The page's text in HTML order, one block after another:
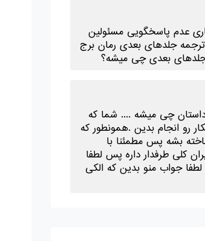
عدم پاسخگویی مسئولین
جلدهای بعدی رمان برج
جلدهای بعدی چی میشه؟
چی میشه .... شما که
رو انجام بدین .همونطور که
بشه پس مطمئنا با
کلی طرفدار داره پس لطفا
جواب منو بدین که الکی